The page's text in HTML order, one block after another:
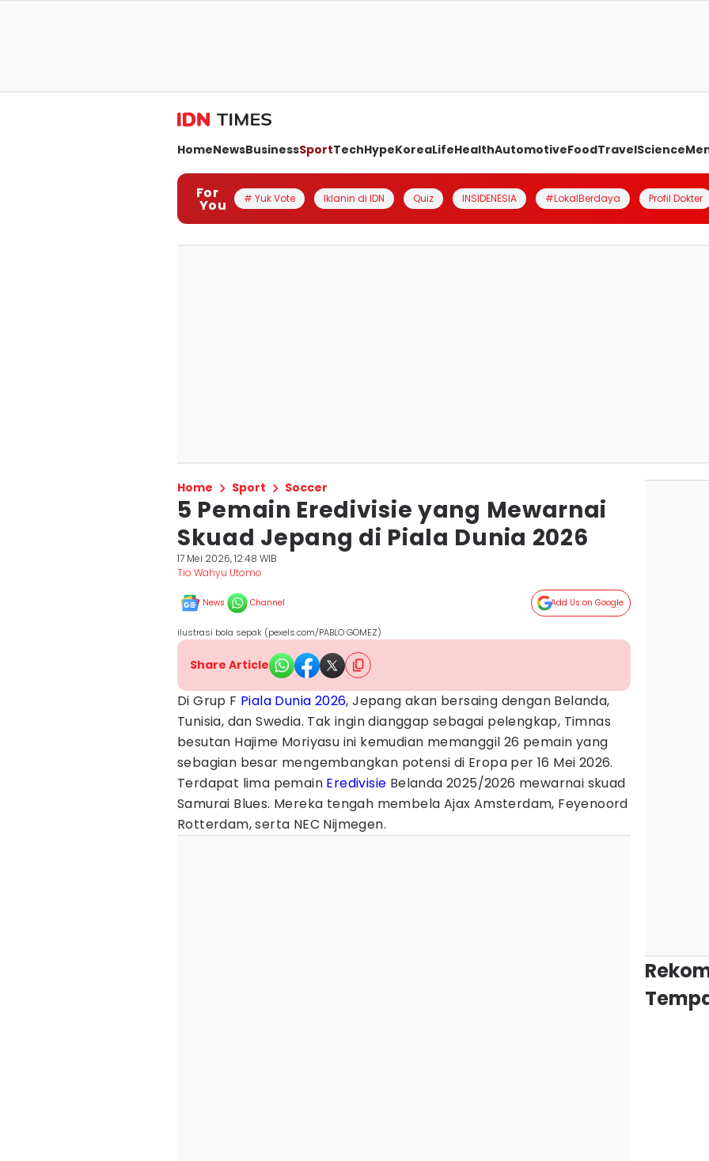
HomeNewsBusinessSportTechHypeKoreaLifeHealthAutomotiveFoodTravelScience
For
You # Yuk Vote Iklanin di IDN Quiz INSIDENESIA #LokalBerdaya Profil Dokter
Home Sport Soccer
5 Pemain Eredivisie yang Mewarnai
Skuad Jepang di Piala Dunia 2026
17 Mei 2026, 12:48 WIB
Tio Wahyu Utomo
News Channel Add Us on Google
ilustrasi bola sepak (pexels.com/PABLO GOMEZ)
Share Article
Di Grup F Piala Dunia 2026, Jepang akan bersaing dengan Belanda,
Tunisia, dan Swedia. Tak ingin dianggap sebagai pelengkap, Timnas
besutan Hajime Moriyasu ini kemudian memanggil 26 pemain yang
sebagian besar mengembangkan potensi di Eropa per 16 Mei 2026.
Terdapat lima pemain Eredivisie Belanda 2025/2026 mewarnai skuad
Samurai Blues. Mereka tengah membela Ajax Amsterdam, Feyenoord
Rotterdam, serta NEC Nijmegen.